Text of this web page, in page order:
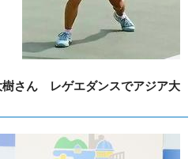
樹さん レゲエダンスでアジア大